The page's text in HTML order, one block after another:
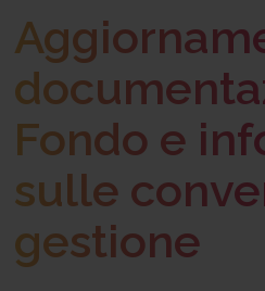
Fondo e
sulle
gestione